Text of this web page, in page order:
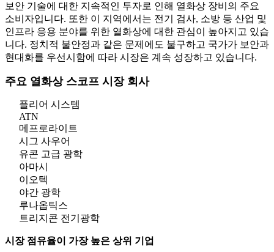
보안 기술에 대한 지속적인 투자로 인해 열화상 장비의 주요
소비자입니다. 또한 이 지역에서는 전기 검사, 소방 등 산업 및
인프라 응용 분야를 위한 열화상에 대한 관심이 높아지고 있습
니다. 정치적 불안정과 같은 문제에도 불구하고 국가가 보안과
현대화를 우선시함에 따라 시장은 계속 성장하고 있습니다.
주요 열화상 스코프 시장 회사
플리어 시스템
ATN
메프로라이트
시그 사우어
유콘 고급 광학
아마시
이오텍
야간 광학
루나옵틱스
트리지콘 전기광학
시장 점유율이 가장 높은 상위 기업